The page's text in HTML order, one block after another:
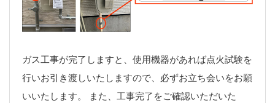
ガス工事が完了しますと、使用機器があれば点火試験を
行いお引き渡しいたしますので、必ずお立ち会いをお願
いいたします。 また、工事完了をご確認いただいた